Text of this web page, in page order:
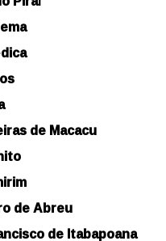
de Macacu
de Abreu
de Itabapoana